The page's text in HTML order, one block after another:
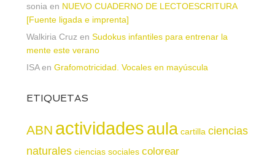
sonia en NUEVO CUADERNO DE LECTOESCRITURA
[Fuente ligada e imprenta]
Walkiria Cruz en Sudokus infantiles para entrenar la
mente este verano
ISAen Grafomotricidad. Vocales en mayúscula
ETIQUETAS
ABN actividadesaula cartilla ciencias
naturales ciencias sociales colorear